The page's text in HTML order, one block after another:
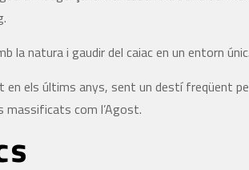
la natura i gaudir del caiac en un entorn únic.
els últims anys, sent un destí freqüent
massificats com l’Agost.